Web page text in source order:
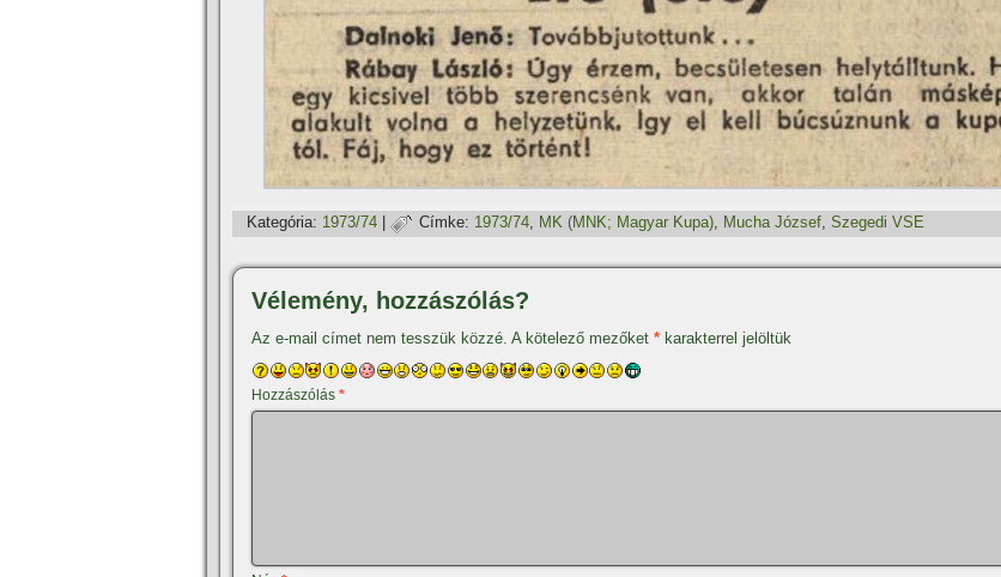
Kategória: 1973/74 Címke: 1973/74, MK (MNK; Magyar Kupa), Mucha József, Szegedi VSE
Vélemény, hozzászólás?
Az e-mail címet nem tesszük közzé. A kötelező mezőket * karakterrel jelöltük
Hozzászólás *